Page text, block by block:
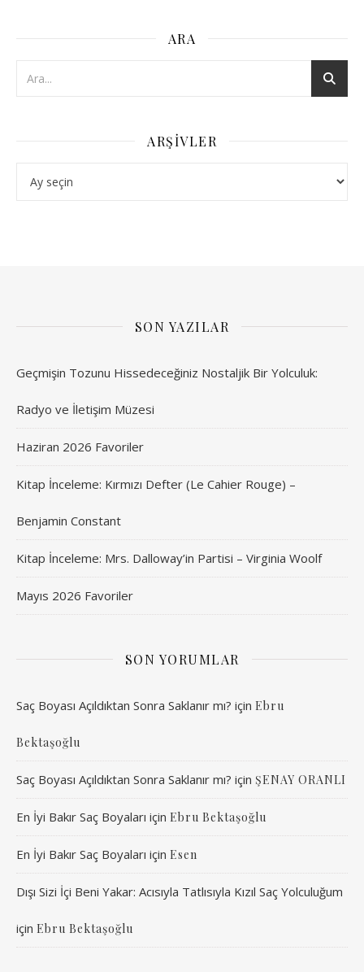
ARA
ARŞIVLER
SON YAZILAR
Geçmişin Tozunu Hissedeceğiniz Nostaljik Bir Yolculuk:
Radyo ve İletişim Müzesi
Haziran 2026 Favoriler
Kitap İnceleme: Kırmızı Defter (Le Cahier Rouge) –
Benjamin Constant
Kitap İnceleme: Mrs. Dalloway’in Partisi – Virginia Woolf
Mayıs 2026 Favoriler
SON YORUMLAR
Saç Boyası Açıldıktan Sonra Saklanır mı? için Ebru
Bektaşoğlu
Saç Boyası Açıldıktan Sonra Saklanır mı? için ŞENAY ORANLI
En İyi Bakır Saç Boyaları için Ebru Bektaşoğlu
En İyi Bakır Saç Boyaları için Esen
Dışı Sizi İçi Beni Yakar: Acısıyla Tatlısıyla Kızıl Saç Yolculuğum
için Ebru Bektaşoğlu